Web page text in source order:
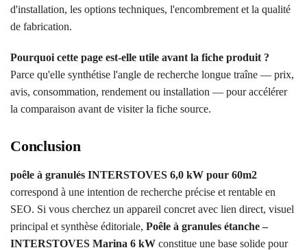
d'installation, les options techniques, l'encombrement et la qualité
de fabrication.
Pourquoi cette page est-elle utile avant la fiche produit ?
Parce qu'elle synthétise l'angle de recherche longue traîne — prix,
avis, consommation, rendement ou installation — pour accélérer
la comparaison avant de visiter la fiche source.
Conclusion
poêle à granulés INTERSTOVES 6,0 kW pour 60m2
correspond à une intention de recherche précise et rentable en
SEO. Si vous cherchez un appareil concret avec lien direct, visuel
principal et synthèse éditoriale, Poêle à granules étanche –
INTERSTOVES Marina 6 kW constitue une base solide pour